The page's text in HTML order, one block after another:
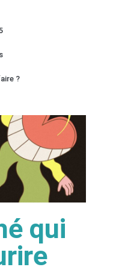
?
qui